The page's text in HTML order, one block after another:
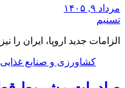
مرداد ۹, ۱۴۰۵
تسنیم
الزامات جدید اروپا، ایران
کشاورزی و صنایع غذایی